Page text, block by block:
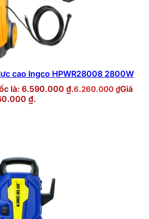
cao Ingco HPWR28008 2800W
là: 6.590.000 ₫.6.260.000 ₫Giá
₫.